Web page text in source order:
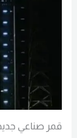
قمر صناعي